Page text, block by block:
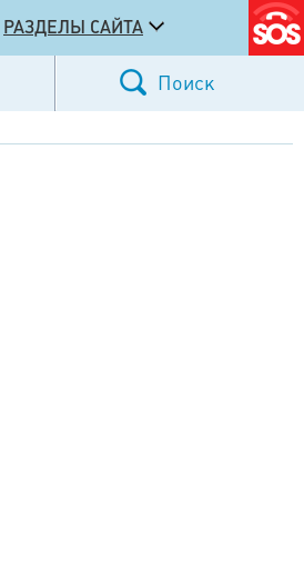
РАЗДЕЛЫ САЙТА
Поиск